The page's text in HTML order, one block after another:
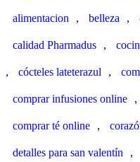
alimentacion , belleza ,
calidad Pharmadus ,
, cócteles lateterazul ,
comprar infusiones online ,
comprar té online ,
detalles para san valentín ,